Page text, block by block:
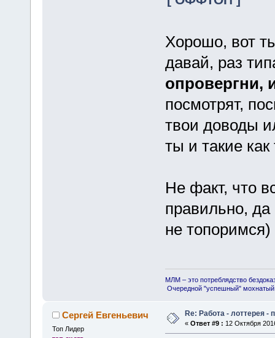
Хорошо, вот
давай, раз
опровергни,
посмотрят,
твои доводы
ты и такие
Не факт, что
правильно, да
не топоримся)
МЛМ – это потреблядство
Очередной "успешный"
Сергей Евгеньевич
Топ Лидер
Re: Работа - лоттерея -
« Ответ #9 : 12 Октября